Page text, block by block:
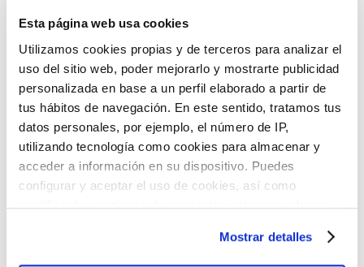
Esta página web usa cookies
Utilizamos cookies propias y de terceros para analizar el
uso del sitio web, poder mejorarlo y mostrarte publicidad
personalizada en base a un perfil elaborado a partir de
tus hábitos de navegación. En este sentido, tratamos tus
datos personales, por ejemplo, el número de IP,
utilizando tecnología como cookies para almacenar y
acceder a información en su dispositivo. Puedes
configurar y aceptar el uso de cookies, así como
modificar tus opciones de consentimiento en cualquier
Mostrar detalles
:(
No hay películas con el
criterio de búsqueda
seleccionado.